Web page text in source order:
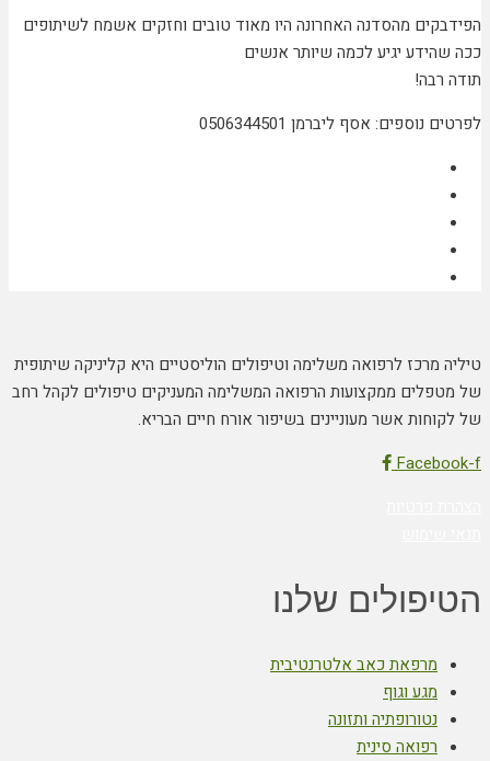
הפידבקים מהסדנה האחרונה היו מאוד טובים וחזקים אשמח לשיתופים
ככה שהידע יגיע לכמה שיותר אנשים
תודה רבה!
לפרטים נוספים: אסף ליברמן 0506344501
טיליה מרכז לרפואה משלימה וטיפולים הוליסטיים היא קליניקה שיתופית
של מטפלים ממקצועות הרפואה המשלימה המעניקים טיפולים לקהל רחב
של לקוחות אשר מעוניינים בשיפור אורח חיים הבריא.
Facebook-f
הטיפולים שלנו
מרפאת כאב אלטרנטיבית
מגע וגוף
נטורופתיה ותזונה
רפואה סינית